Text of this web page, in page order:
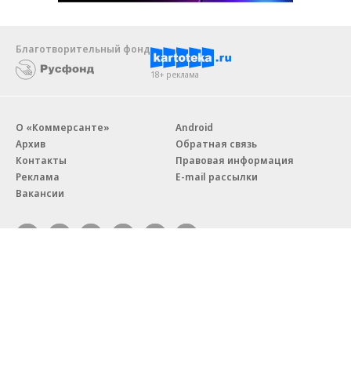
Благотворительный фонд
18+ реклама
О «Коммерсанте»
Архив
Контакты
Реклама
Вакансии
Android
Обратная связь
Правовая информация
E-mail рассылки